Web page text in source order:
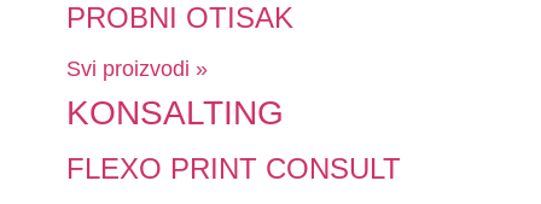
PROBNI OTISAK
Svi proizvodi »
KONSALTING
FLEXO PRINT CONSULT